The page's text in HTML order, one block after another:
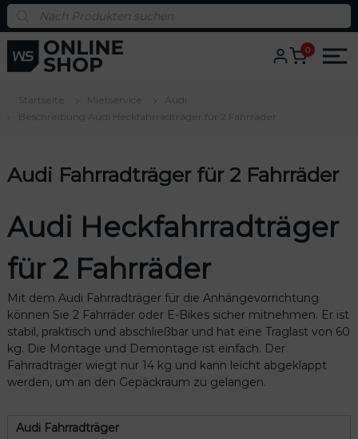
P
o
d
u
t
0
Startseite Mietservice
Audi
Beschreibung Audi Heckfahrradträger für 2 Fahrräder
Audi Fahrradträger für 2 Fahrräder
Audi Heckfahrradträger
für 2 Fahrräder
Mit dem Audi Fahrradträger für die Anhängevorrichtung
können Sie 2 Fahrräder oder E-Bikes sicher mitnehmen. Er ist
stabil, praktisch und abschließbar und hat eine Traglast von 60
kg. Die Montage und Demontage ist einfach. Der
Fahrradträger wiegt nur 14 kg und kann leicht abgeklappt
werden, um an den Gepäckraum zu gelangen.
Audi Fahrradträger